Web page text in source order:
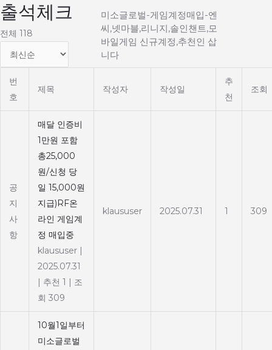
콘
텐
츠
건
미소글로벌-게임계정매입-엔
씨,넷마블,리니지,솔인챈트,모
바일게임 신규계정,추천인 삽
니다
출석체크
전체 118
번
호
제목 작성자 작성일
추
천
조회
공
지
사
항
매달 인증비
1만원 포함
총25,000
원/신청 당
일 15,000원
지급)RF온
라인 게임계
정 매입중
klaususer |
2025.07.31
| 추천 1 | 조
회 309
klaususer 2025.07.31 1 309
10월1일부터
미소글로벌